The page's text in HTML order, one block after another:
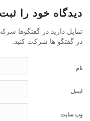
دیدگاه خود را
تمایل دارید در گفتگوها
در گفتگو ها شرکت کنید.
نام
ایمیل
وب سایت